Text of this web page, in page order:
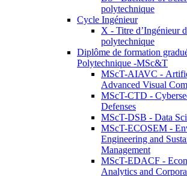
polytechnique
Cycle Ingénieur
X - Titre d’Ingénieur
polytechnique
Diplôme de formation
Polytechnique -MSc&T
MScT-AIAVC -
Advanced Visual
MScT-CTD -
Defenses
MScT-DSB - Data
MScT-ECOSEM -
Engineering and
Management
MScT-EDACF -
Analytics and